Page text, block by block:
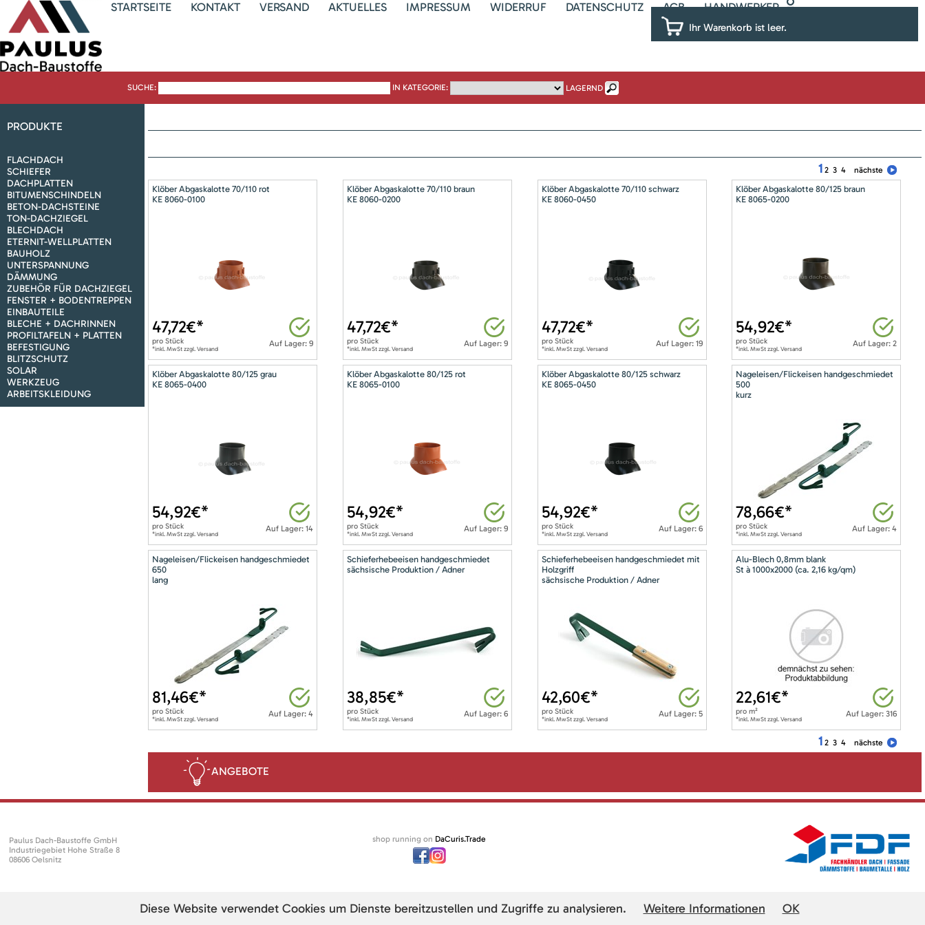
STARTSEITE KONTAKT VERSAND AKTUELLES IMPRESSUM WIDERRUF DATENSCHUTZ AGB HANDWERKER
Ihr Warenkorb ist leer.
SUCHE: IN KATEGORIE: LAGERND
PRODUKTE
FLACHDACH
SCHIEFER
DACHPLATTEN
BITUMENSCHINDELN
BETON-DACHSTEINE
TON-DACHZIEGEL
BLECHDACH
ETERNIT-WELLPLATTEN
BAUHOLZ
UNTERSPANNUNG
DÄMMUNG
ZUBEHÖR FÜR DACHZIEGEL
FENSTER + BODENTREPPEN
EINBAUTEILE
BLECHE + DACHRINNEN
PROFILTAFELN + PLATTEN
BEFESTIGUNG
BLITZSCHUTZ
SOLAR
WERKZEUG
ARBEITSKLEIDUNG
1 2 3 4 nächste
Klöber Abgaskalotte 70/110 rot
KE 8060-0100
Auf Lager: 9
47,72€*
pro Stück
*inkl. MwSt zzgl. Versand
Klöber Abgaskalotte 70/110 braun
KE 8060-0200
Auf Lager: 9
47,72€*
pro Stück
*inkl. MwSt zzgl. Versand
Klöber Abgaskalotte 70/110 schwarz
KE 8060-0450
Auf Lager: 19
47,72€*
pro Stück
*inkl. MwSt zzgl. Versand
Klöber Abgaskalotte 80/125 braun
KE 8065-0200
Auf Lager: 2
54,92€*
proStück
*inkl. MwSt zzgl. Versand
Klöber Abgaskalotte 80/125 grau
KE 8065-0400
Auf Lager: 14
54,92€*
pro Stück
*inkl. MwSt zzgl. Versand
Klöber Abgaskalotte 80/125 rot
KE 8065-0100
Auf Lager: 9
54,92€*
pro Stück
*inkl. MwSt zzgl. Versand
Klöber Abgaskalotte 80/125 schwarz
KE 8065-0450
Auf Lager: 6
54,92€*
pro Stück
*inkl. MwSt zzgl. Versand
Nageleisen/Flickeisen handgeschmiedet
500
kurz
Auf Lager: 4
78,66€*
proStück
*inkl. MwSt zzgl. Versand
Nageleisen/Flickeisen handgeschmiedet
650
lang
Auf Lager: 4
81,46€*
pro Stück
*inkl. MwSt zzgl. Versand
Schieferhebeeisen handgeschmiedet
sächsische Produktion / Adner
Auf Lager: 6
38,85€*
pro Stück
*inkl. MwSt zzgl. Versand
Schieferhebeeisen handgeschmiedet mit
Holzgriff
sächsische Produktion / Adner
Auf Lager: 5
42,60€*
pro Stück
*inkl. MwSt zzgl. Versand
Alu-Blech 0,8mm blank
St à 1000x2000 (ca. 2,16 kg/qm)
Auf Lager: 316
22,61€*
prom²
*inkl. MwSt zzgl. Versand
1 2 3 4 nächste
ANGEBOTE
Paulus Dach-Baustoffe GmbH
Industriegebiet Hohe Straße 8
08606 Oelsnitz
shop running on DaCuris.Trade
Diese Website verwendet Cookies um Dienste bereitzustellen und Zugriffe zu analysieren. Weitere Informationen OK